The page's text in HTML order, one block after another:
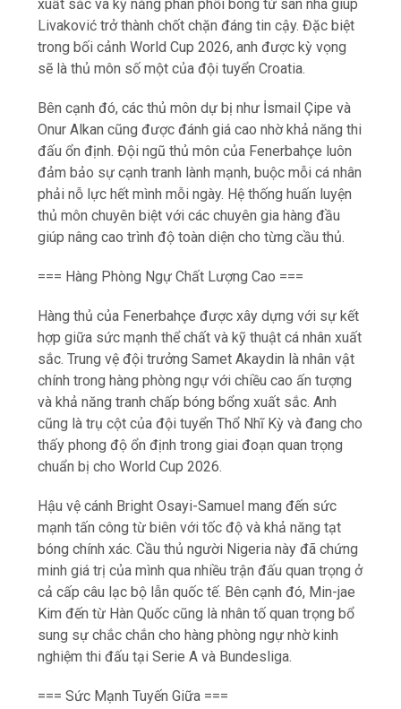
xuất sắc và kỹ năng phân phối bóng từ sân nhà giúp
Livaković trở thành chốt chặn đáng tin cậy. Đặc biệt
trong bối cảnh World Cup 2026, anh được kỳ vọng
sẽ là thủ môn số một của đội tuyển Croatia.
Bên cạnh đó, các thủ môn dự bị như İsmail Çipe và
Onur Alkan cũng được đánh giá cao nhờ khả năng thi
đấu ổn định. Đội ngũ thủ môn của Fenerbahçe luôn
đảm bảo sự cạnh tranh lành mạnh, buộc mỗi cá nhân
phải nỗ lực hết mình mỗi ngày. Hệ thống huấn luyện
thủ môn chuyên biệt với các chuyên gia hàng đầu
giúp nâng cao trình độ toàn diện cho từng cầu thủ.
=== Hàng Phòng Ngự Chất Lượng Cao ===
Hàng thủ của Fenerbahçe được xây dựng với sự kết
hợp giữa sức mạnh thể chất và kỹ thuật cá nhân xuất
sắc. Trung vệ đội trưởng Samet Akaydin là nhân vật
chính trong hàng phòng ngự với chiều cao ấn tượng
và khả năng tranh chấp bóng bổng xuất sắc. Anh
cũng là trụ cột của đội tuyển Thổ Nhĩ Kỳ và đang cho
thấy phong độ ổn định trong giai đoạn quan trọng
chuẩn bị cho World Cup 2026.
Hậu vệ cánh Bright Osayi-Samuel mang đến sức
mạnh tấn công từ biên với tốc độ và khả năng tạt
bóng chính xác. Cầu thủ người Nigeria này đã chứng
minh giá trị của mình qua nhiều trận đấu quan trọng ở
cả cấp câu lạc bộ lẫn quốc tế. Bên cạnh đó, Min-jae
Kim đến từ Hàn Quốc cũng là nhân tố quan trọng bổ
sung sự chắc chắn cho hàng phòng ngự nhờ kinh
nghiệm thi đấu tại Serie A và Bundesliga.
=== Sức Mạnh Tuyến Giữa ===